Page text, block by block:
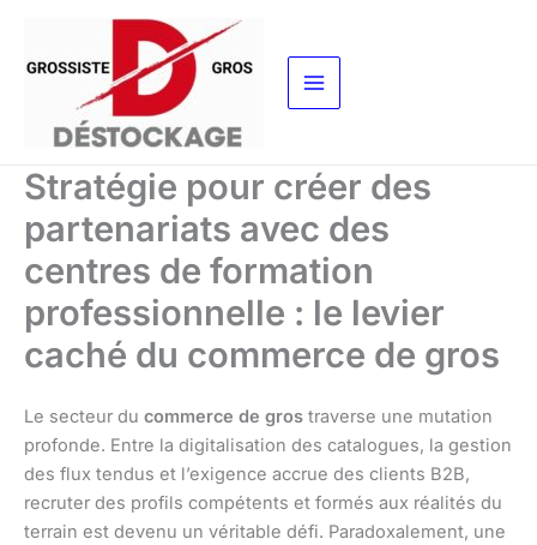
contenu
Stratégie pour créer des
partenariats avec des
centres de formation
professionnelle : le levier
caché du commerce de gros
Le secteur du commerce de gros traverse une mutation
profonde. Entre la digitalisation des catalogues, la gestion
des flux tendus et l’exigence accrue des clients B2B,
recruter des profils compétents et formés aux réalités du
terrain est devenu un véritable défi. Paradoxalement, une